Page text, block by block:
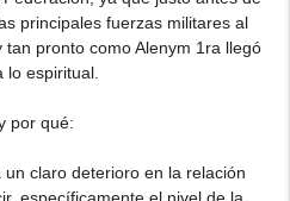
principales fuerzas militares al
pronto como Alenym 1ra llegó
lo espiritual.
por qué:
un claro deterioro en la relación
específicamente el nivel de la